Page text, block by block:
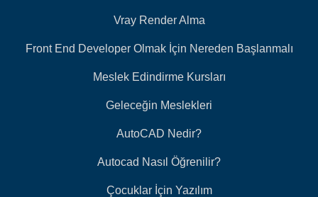
Vray Render Alma
Front End Developer Olmak İçin Nereden Başlanmalı
Meslek Edindirme Kursları
Geleceğin Meslekleri
AutoCAD Nedir?
Autocad Nasıl Öğrenilir?
Çocuklar İçin Yazılım